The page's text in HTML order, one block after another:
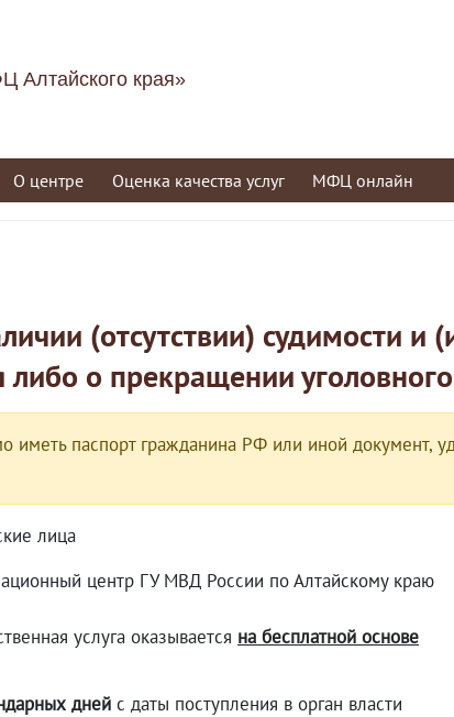
Алтайского края»
О центре Оценка качества услуг МФЦ онлайн
(отсутствии) судимости и
либо о прекращении
паспорт гражданина РФ или иной документ,
лица
центр ГУ МВД России по Алтайскому краю
услуга оказывается на бесплатной основе
дней с даты поступления в орган власти